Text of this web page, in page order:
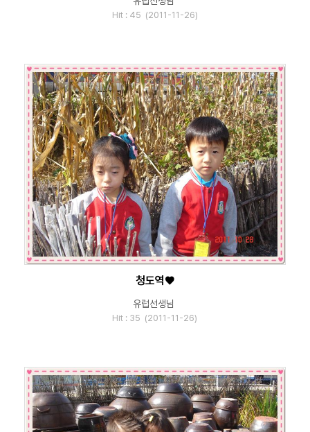
Hit : 45 (2011-11-26)
청도역♥
유럽선생님
Hit : 35 (2011-11-26)